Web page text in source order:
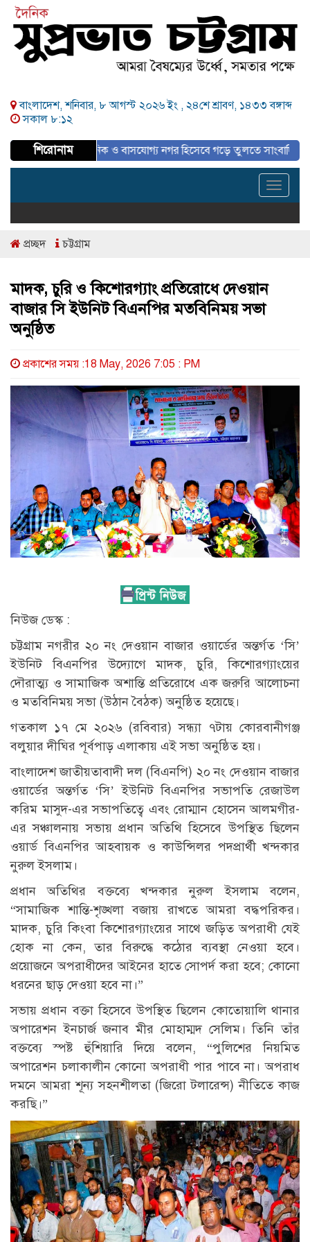
বাংলাদেশ, শনিবার, ৮ আগস্ট ২০২৬ ইং , ২৪শে শ্রাবণ, ১৪৩৩ বঙ্গাব্দ
সকাল ৮:১২
শিরোনাম
আধুনিক ও বাসযোগ্য নগর হিসেবে গড়ে তুলতে সাংবাদিকদের
Toggle
প্রচ্ছদ চট্টগ্রাম
মাদক, চুরি ও কিশোরগ্যাং প্রতিরোধে দেওয়ান
বাজার সি ইউনিট বিএনপির মতবিনিময় সভা
অনুষ্ঠিত
প্রকাশের সময় :18 May, 2026 7:05 : PM
নিউজ ডেস্ক :
চট্টগ্রাম নগরীর ২০ নং দেওয়ান বাজার ওয়ার্ডের অন্তর্গত ‘সি’
ইউনিট বিএনপির উদ্যোগে মাদক, চুরি, কিশোরগ্যাংয়ের
দৌরাত্ম্য ও সামাজিক অশান্তি প্রতিরোধে এক জরুরি আলোচনা
ও মতবিনিময় সভা (উঠান বৈঠক) অনুষ্ঠিত হয়েছে।
গতকাল ১৭ মে ২০২৬ (রবিবার) সন্ধ্যা ৭টায় কোরবানীগঞ্জ
বলুয়ার দীঘির পূর্বপাড় এলাকায় এই সভা অনুষ্ঠিত হয়।
বাংলাদেশ জাতীয়তাবাদী দল (বিএনপি) ২০ নং দেওয়ান বাজার
ওয়ার্ডের অন্তর্গত ‘সি’ ইউনিট বিএনপির সভাপতি রেজাউল
করিম মাসুদ-এর সভাপতিত্বে এবং রোম্মান হোসেন আলমগীর-
এর সঞ্চালনায় সভায় প্রধান অতিথি হিসেবে উপস্থিত ছিলেন
ওয়ার্ড বিএনপির আহবায়ক ও কাউন্সিলর পদপ্রার্থী খন্দকার
নুরুল ইসলাম।
প্রধান অতিথির বক্তব্যে খন্দকার নুরুল ইসলাম বলেন,
“সামাজিক শান্তি-শৃঙ্খলা বজায় রাখতে আমরা বদ্ধপরিকর।
মাদক, চুরি কিংবা কিশোরগ্যাংয়ের সাথে জড়িত অপরাধী যেই
হোক না কেন, তার বিরুদ্ধে কঠোর ব্যবস্থা নেওয়া হবে।
প্রয়োজনে অপরাধীদের আইনের হাতে সোপর্দ করা হবে; কোনো
ধরনের ছাড় দেওয়া হবে না।”
সভায় প্রধান বক্তা হিসেবে উপস্থিত ছিলেন কোতোয়ালি থানার
অপারেশন ইনচার্জ জনাব মীর মোহাম্মদ সেলিম। তিনি তাঁর
বক্তব্যে স্পষ্ট হুঁশিয়ারি দিয়ে বলেন, “পুলিশের নিয়মিত
অপারেশন চলাকালীন কোনো অপরাধী পার পাবে না। অপরাধ
দমনে আমরা শূন্য সহনশীলতা (জিরো টলারেন্স) নীতিতে কাজ
করছি।”